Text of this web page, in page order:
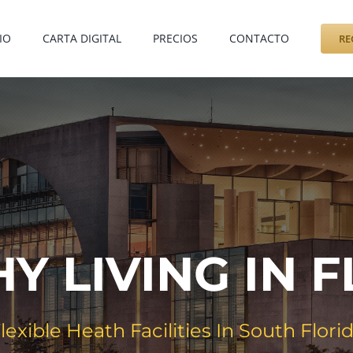
CARTA DIGITAL PRECIOS CONTACTO
LIVING IN
Heath Facilities In South